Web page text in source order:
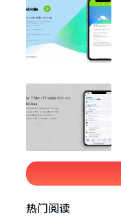
热门阅读